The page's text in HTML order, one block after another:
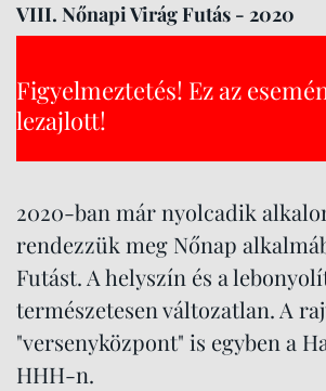
VIII. Nőnapi Virág Futás - 2020
Figyelmeztetés! Ez az
lezajlott!
2020-ban már nyolcadik
rendezzük meg Nőnap
Futást. A helyszín és a
természetesen változatlan. A
"versenyközpont" is egyben a
HHH-n.